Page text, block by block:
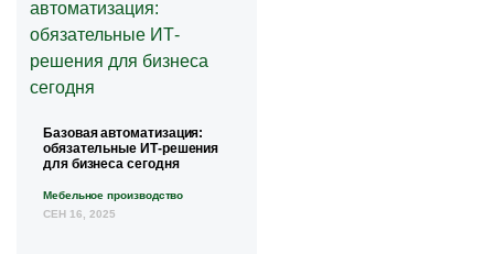
Базовая автоматизация:
обязательные ИТ-решения
для бизнеса сегодня
Мебельное производство
СЕН 16, 2025